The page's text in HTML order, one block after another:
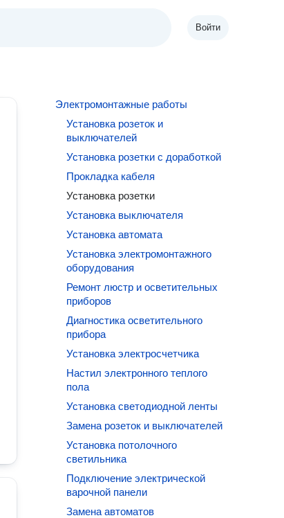
Войти
Электромонтажные работы
Установка розеток и
выключателей
Установка розетки с доработкой
Прокладка кабеля
Установка розетки
Установка выключателя
Установка автомата
Установка электромонтажного
оборудования
Ремонт люстр и осветительных
приборов
Диагностика осветительного
прибора
Установка электросчетчика
Настил электронного теплого
пола
Установка светодиодной ленты
Замена розеток и выключателей
Установка потолочного
светильника
Подключение электрической
варочной панели
Замена автоматов